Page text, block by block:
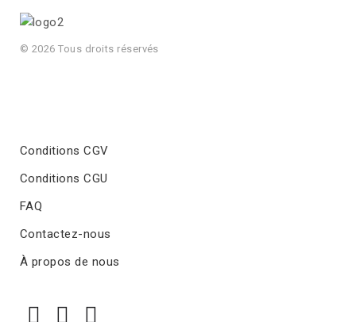
© 2026 Tous droits réservés
Conditions CGV
Conditions CGU
FAQ
Contactez-nous
À propos de nous